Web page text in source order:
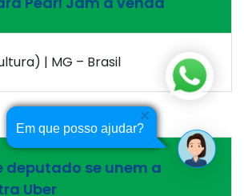
Em que posso ajudar?
| MG – Brasil
deputado se unem a
Uber